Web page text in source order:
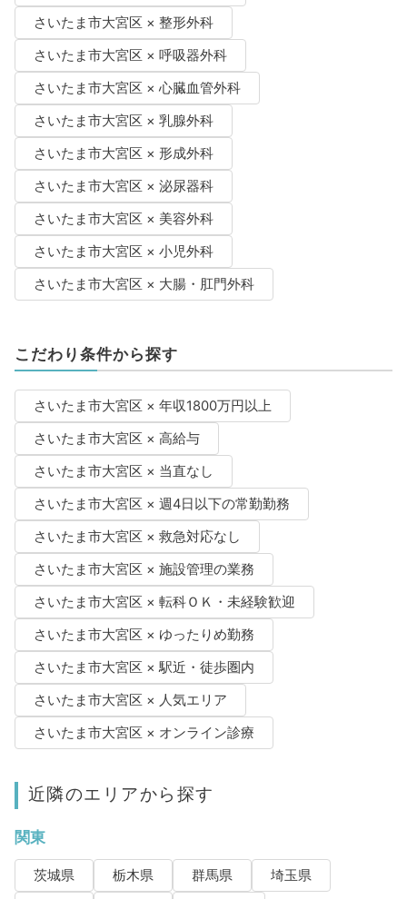
さいたま市大宮区 × 整形外科
さいたま市大宮区 × 呼吸器外科
さいたま市大宮区 × 心臓血管外科
さいたま市大宮区 × 乳腺外科
さいたま市大宮区 × 形成外科
さいたま市大宮区 × 泌尿器科
さいたま市大宮区 × 美容外科
さいたま市大宮区 × 小児外科
さいたま市大宮区 × 大腸・肛門外科
こだわり条件から探す
さいたま市大宮区 × 年収1800万円以上
さいたま市大宮区 × 高給与
さいたま市大宮区 × 当直なし
さいたま市大宮区 × 週4日以下の常勤勤務
さいたま市大宮区 × 救急対応なし
さいたま市大宮区 × 施設管理の業務
さいたま市大宮区 × 転科ＯＫ・未経験歓迎
さいたま市大宮区 × ゆったりめ勤務
さいたま市大宮区 × 駅近・徒歩圏内
さいたま市大宮区 × 人気エリア
さいたま市大宮区 × オンライン診療
近隣のエリアから探す
関東
茨城県 栃木県 群馬県
埼玉県